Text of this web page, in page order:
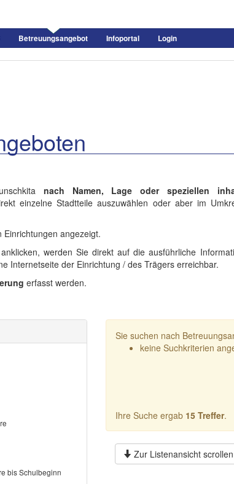
Betreuungsangebot Infoportal Login
nach Namen, Lage oder speziellen
einzelne Stadtteile auszuwählen oder aber im
angezeigt.
werden Sie direkt auf die ausführliche
Internetseite der Einrichtung / des Trägers erreichbar.
erfasst werden.
bis Schulbeginn
Sie suchen nach
keine Suchkriterien
Ihre Suche ergab 15 Treffer.
Zur Listenansicht scrollen